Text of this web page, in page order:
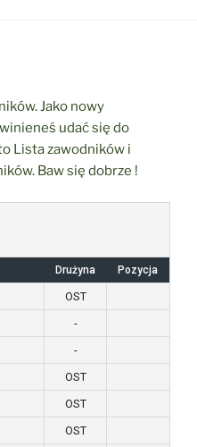
Jako nowy
udać się do
Lista zawodników i
Baw się dobrze !
Drużyna Pozycja
OST
-
-
OST
OST
OST